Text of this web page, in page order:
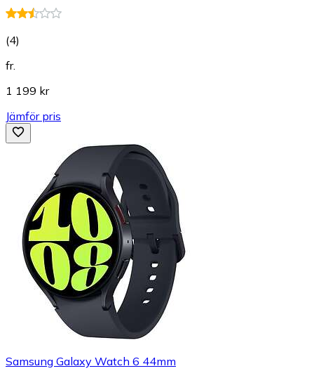
(4)
fr.
1 199 kr
Jämför pris
Samsung Galaxy Watch 6 44mm